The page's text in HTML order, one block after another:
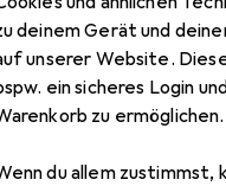
deinem Gerät und
unserer Website.
ein sicheres Login
zu ermöglichen.
du allem zustimmst,